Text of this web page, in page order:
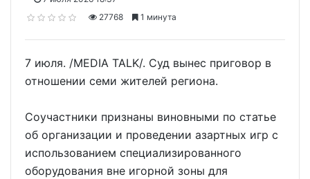
27768
1 минута
7 июля. /MEDIA TALK/. Суд вынес приговор в
отношении семи жителей региона.
Соучастники признаны виновными по статье
об организации и проведении азартных игр с
использованием специализированного
оборудования вне игорной зоны для